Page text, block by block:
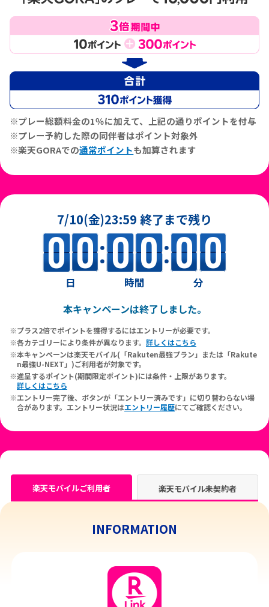
プレー総額料金の1％に加えて、上記の通りポイントを付与
プレー予約した際の同伴者はポイント対象外
楽天GORAでの通常ポイントも加算されます
7/10(金)23:59 終了まで残り
00
日
00
時間
00
分
本キャンペーンは終了しました。
プラス2倍でポイントを獲得するにはエントリーが必要です。
各カテゴリーにより条件が異なります。 詳しくはこちら
本キャンペーンは楽天モバイル(「Rakuten最強プラン」または「Rakute
n最強U-NEXT」)ご利用者が対象です。
進呈するポイント(期間限定ポイント)には条件・上限があります。
詳しくはこちら
エントリー完了後、ボタンが「エントリー済みです」に切り替わらない場
合があります。エントリー状況はエントリー履歴にてご確認ください。
楽天モバイルご利用者 楽天モバイル未契約者
INFORMATION